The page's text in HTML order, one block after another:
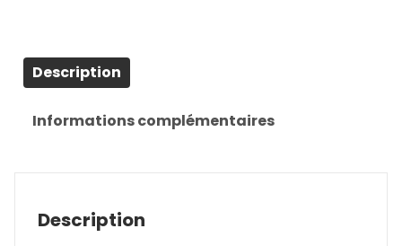
Description
Informations complémentaires
Description